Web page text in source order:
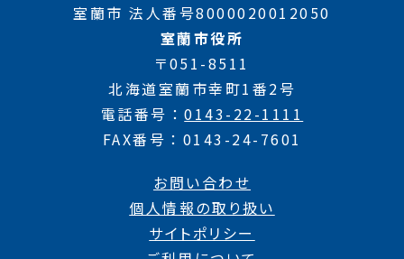
室蘭市 法人番号8000020012050
室蘭市役所
〒051-8511
北海道室蘭市幸町1番2号
電話番号
0143-22-1111
FAX番号
0143-24-7601
お問い合わせ
個人情報の取り扱い
サイトポリシー